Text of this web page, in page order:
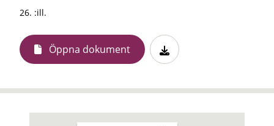
26. :ill.
Öppna dokument